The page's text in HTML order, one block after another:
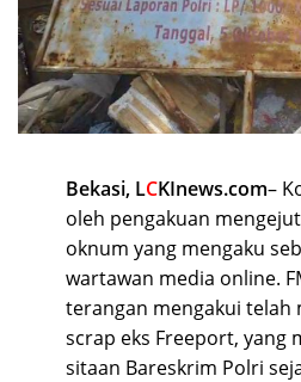
Bekasi, LCKInews.com–
oleh pengakuan
oknum yang mengaku
wartawan media online.
terangan mengakui telah
scrap eks Freeport, yang
sitaan Bareskrim Polri